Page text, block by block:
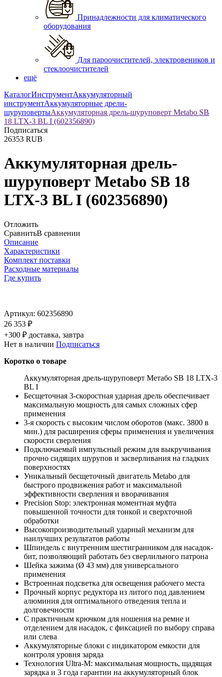
Принадлежности для климатического
оборудования
Для пароочистителей, электровеников и
стеклоочистителей
ещё
КаталогИнструментАккумуляторный
инструментАккумуляторные дрели-
шуруповертыАккумуляторная дрель-шуруповерт Metabo SB
18 LTX-3 BL I (602356890)
Подписаться
26353 RUB
Аккумуляторная дрель-
шуруповерт Metabo SB 18
LTX-3 BL I (602356890)
Отложить
СравнитьВ сравнении
Описание
Характеристики
Комплект поставки
Расходные материалы
Где купить
Артикул: 602356890
26 353 ₽
+300 ₽ доставка, завтра
Нет в наличии Подписаться
Коротко о товаре
Аккумуляторная дрель-шуруповерт Метабо SB 18 LTX-3
BL I
Бесщеточная 3-скоростная ударная дрель обеспечивает
максимальную мощность для самых сложных сфер
применения
3-я скорость с высоким числом оборотов (макс. 3800 в
мин.) для расширения сферы применения и увеличения
скорости сверления
Подключаемый импульсный режим для выкручивания
прочно сидящих шурупов и засверливания на гладких
поверхностях
Уникальный бесщеточный двигатель Metabo для
быстрого продвижения работ и максимальной
эффективности сверления и вворачивания
Precision Stop: электронная моментная муфта
повышенной точности для тонкой и сверхточной
обработки
Высокопроизводительный ударный механизм для
наилучших результатов работы
Шпиндель с внутренним шестигранником для насадок-
бит, позволяющий работать без сверлильного патрона
Шейка зажима (Ø 43 мм) для универсального
применения
Встроенная подсветка для освещения рабочего места
Прочный корпус редуктора из литого под давлением
алюминия для оптимального отведения тепла и
долговечности
С практичным крючком для ношения на ремне и
отделением для насадок, с фиксацией по выбору справа
или слева
Аккумуляторные блоки с индикатором емкости для
контроля уровня заряда
Технология Ultra-M: максимальная мощность, щадящая
зарядка и 3 года гарантии на аккумуляторный блок